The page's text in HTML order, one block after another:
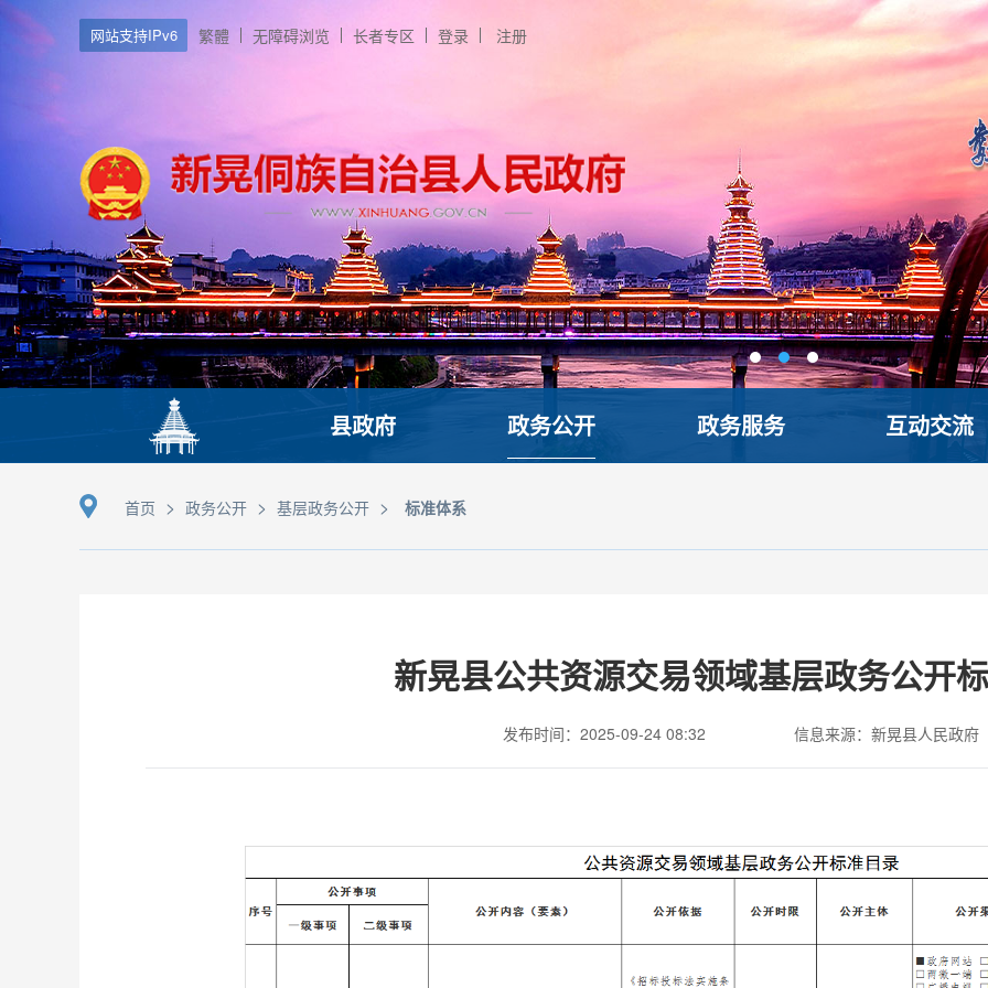
网站支持IPv6 繁體 无障碍浏览 长者专区 登录 注册
县政府 政务公开 政务服务 互动交流
首页 > 政务公开 > 基层政务公开 > 标准体系
新晃县公共资源交易领域基层政务公开
发布时间：2025-09-24 08:32 信息来源：新晃县人民政府